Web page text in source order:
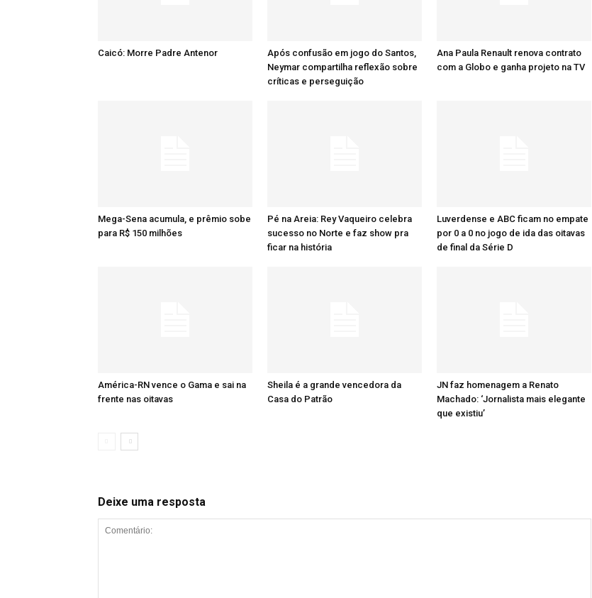
Caicó: Morre Padre Antenor
Após confusão em jogo do Santos,
Neymar compartilha reflexão sobre
críticas e perseguição
Ana Paula Renault renova contrato
com a Globo e ganha projeto na TV
Mega-Sena acumula, e prêmio sobe
para R$ 150 milhões
Pé na Areia: Rey Vaqueiro celebra
sucesso no Norte e faz show pra
ficar na história
Luverdense e ABC ficam no empate
por 0 a 0 no jogo de ida das oitavas
de final da Série D
América-RN vence o Gama e sai na
frente nas oitavas
Sheila é a grande vencedora da
Casa do Patrão
JN faz homenagem a Renato
Machado: ‘Jornalista mais elegante
que existiu’
Deixe uma resposta